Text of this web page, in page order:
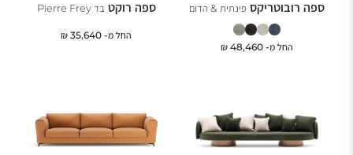
ספה רובוטריקס פינתית & הדום
החל מ- 48,460
₪
ספה רוקט בד Pierre Frey
החל מ- 35,640
₪